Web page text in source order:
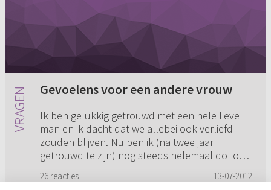
Gevoelens voor een andere vrouw
Ik ben gelukkig getrouwd met een hele lieve
man en ik dacht dat we allebei ook verliefd
zouden blijven. Nu ben ik (na twee jaar
getrouwd te zijn) nog steeds helemaal dol op
26 reacties 13-07-2012